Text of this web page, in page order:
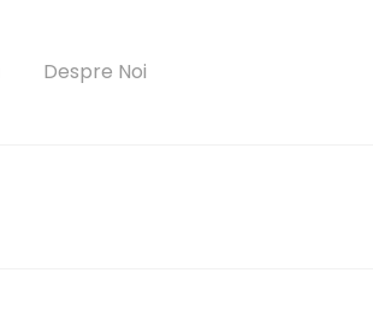
Despre Noi